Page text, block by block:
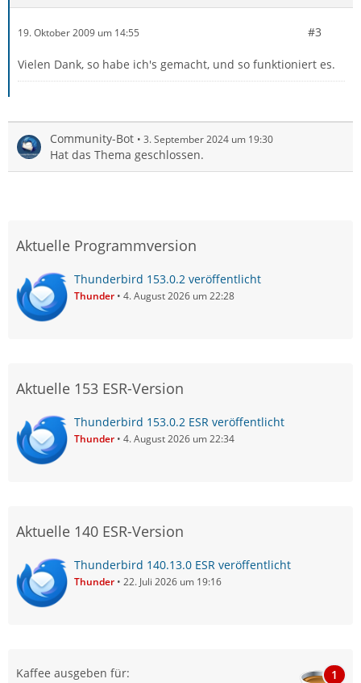
19. Oktober 2009 um 14:55 #3
Vielen Dank, so habe ich's gemacht, und so funktioniert es.
Community-Bot 3. September 2024 um 19:30
Hat das Thema geschlossen.
Aktuelle Programmversion
Thunderbird 153.0.2 veröffentlicht
Thunder 4. August 2026 um 22:28
Aktuelle 153 ESR-Version
Thunderbird 153.0.2 ESR veröffentlicht
Thunder 4. August 2026 um 22:34
Aktuelle 140 ESR-Version
Thunderbird 140.13.0 ESR veröffentlicht
Thunder 22. Juli 2026 um 19:16
Kaffee ausgeben für: 1